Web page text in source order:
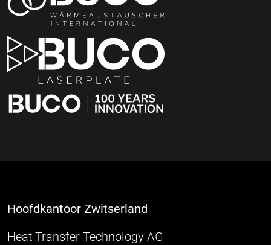
Hoofdkantoor Zwitserland
Heat Transfer Technology AG